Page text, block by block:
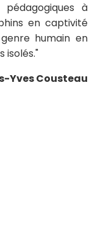
à
en captivité
humain en
isolés."
Yves Cousteau